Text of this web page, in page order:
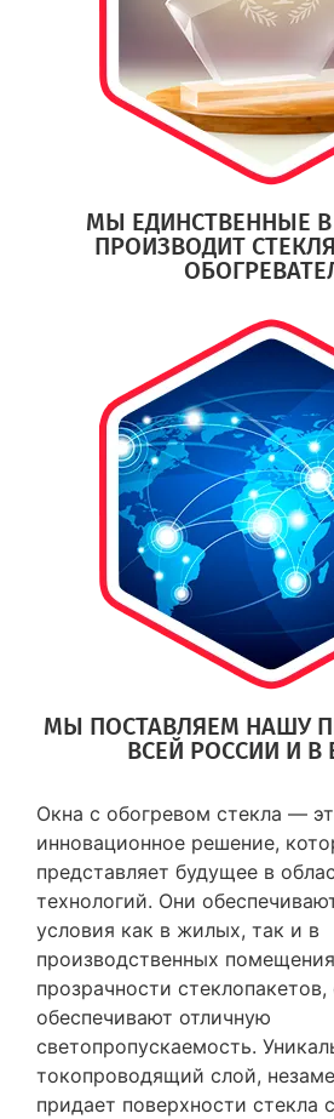
МЫ ЕДИНСТВЕННЫЕ
ПРОИЗВОДИТ
МЫ ПОСТАВЛЯЕМ НАШУ
ВСЕЙ РОССИИ И В
Окна с обогревом стекла —
инновационное решение,
представляет будущее в
технологий. Они
условия как в жилых, так и в
производственных
прозрачности стеклопакетов,
обеспечивают отличную
светопропускаемость.
токопроводящий слой,
придает поверхности стекла